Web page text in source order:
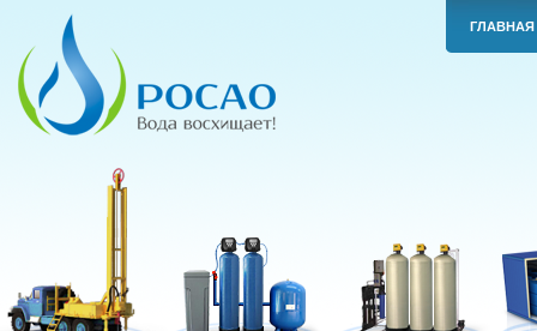
ГЛАВНАЯ